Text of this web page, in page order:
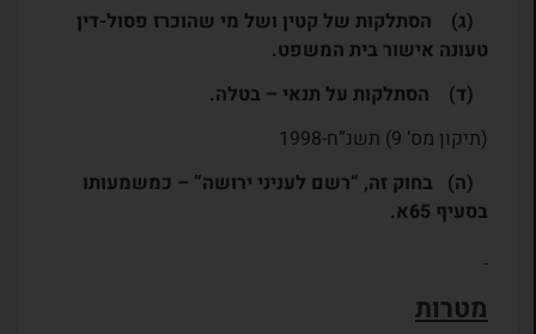
(ג) הסתלקות של קטין ושל מי שהוכרז פסול-דין
טעונה אישור בית המשפט.
(ד) הסתלקות על תנאי – בטלה.
(תיקון מס’ 9) תשנ”ח-1998
(ה) בחוק זה, “רשם לעניני ירושה” – כמשמעותו
בסעיף 65א.
מטרות